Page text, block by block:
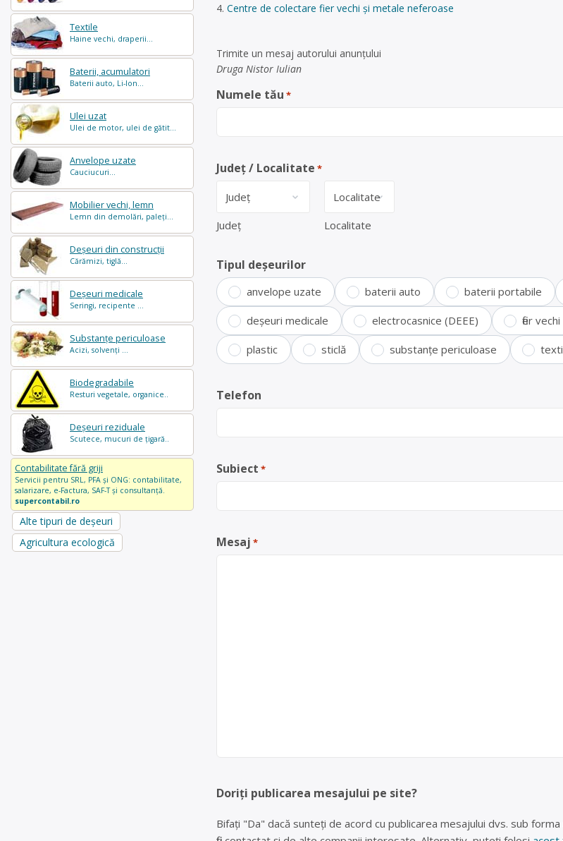
Textile
Haine vechi, draperii...
Baterii, acumulatori
Baterii auto, Li-Ion...
Ulei uzat
Ulei de motor, ulei de gătit...
Anvelope uzate
Cauciucuri...
Mobilier vechi, lemn
Lemn din demolări, paleți...
Deșeuri din construcții
Cărămizi, tiglă...
Deșeuri medicale
Seringi, recipente ...
Substanțe periculoase
Acizi, solvenți ...
Biodegradabile
Resturi vegetale, organice..
Deșeuri reziduale
Scutece, mucuri de țigară..
Contabilitate fără griji
Servicii pentru SRL, PFA și ONG: contabilitate,
salarizare, e-Factura, SAF-T și consultanță.
supercontabil.ro
Alte tipuri de deșeuri
Agricultura ecologică
Centre de colectare fier vechi și metale neferoase
Trimite un mesaj autorului anunţului
Druga Nistor Iulian
Numele tău *
Județ / Localitate *
Județ Localitate
Tipul deșeurilor
anvelope uzate baterii auto baterii portabile
deșeuri medicale electrocasnice (DEEE) fier
plastic sticlă substanțe periculoase
Telefon
Subiect *
Mesaj *
Doriți publicarea mesajului pe site?
Bifați "Da" dacă sunteți de acord cu publicarea mesajului dvs. sub